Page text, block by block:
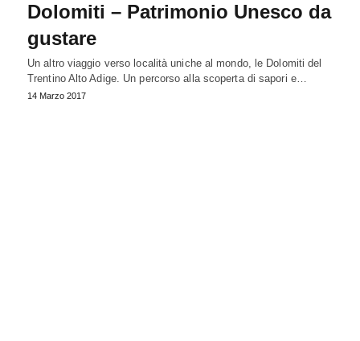
Dolomiti – Patrimonio Unesco da
gustare
Un altro viaggio verso località uniche al mondo, le Dolomiti del
Trentino Alto Adige. Un percorso alla scoperta di sapori e…
14 Marzo 2017